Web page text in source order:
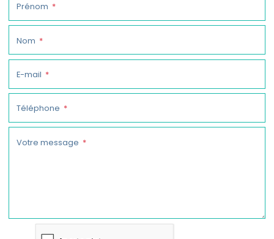
Prénom
Nom
E-mail
Téléphone
Votre message